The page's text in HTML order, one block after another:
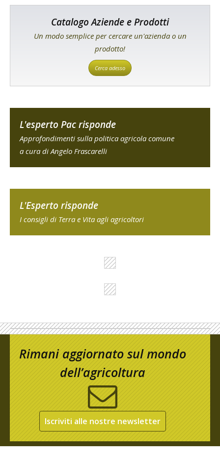
Catalogo Aziende e Prodotti
Un modo semplice per cercare un'azienda o un
prodotto!
Cerca adesso
L'esperto Pac risponde
Approfondimenti sulla politica agricola comune
a cura di Angelo Frascarelli
L'Esperto risponde
I consigli di Terra e Vita agli agricoltori
Rimani aggiornato sul mondo
dell’agricoltura
Iscriviti alle nostre newsletter